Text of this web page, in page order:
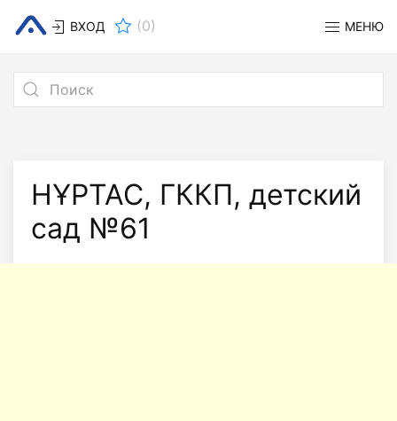
ВХОД (0) МЕНЮ
НҰРТАС, ГККП, детский
сад №61